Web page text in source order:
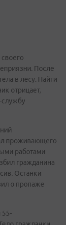
После
в лесу. Найти
отрицает,
службу
проживающего
работами
гражданина
Останки
о пропаже
55-